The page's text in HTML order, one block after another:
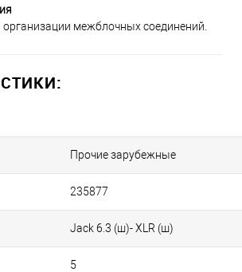
организации межблочных соединений.
Прочие зарубежные
235877
Jack 6.3 (ш)- XLR (ш)
5